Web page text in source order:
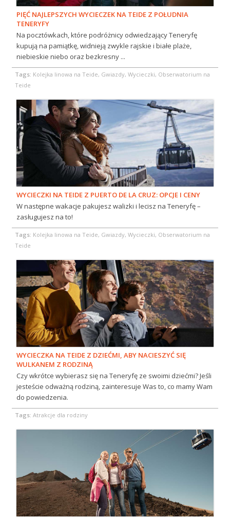
PIĘĆ NAJLEPSZYCH WYCIECZEK NA TEIDE Z POŁUDNIA
TENERYFY
Na pocztówkach, które podróżnicy odwiedzający Teneryfę
kupują na pamiątkę, widnieją zwykle rajskie i białe plaże,
niebieskie niebo oraz bezkresny ...
Tags: Kolejka linowa na Teide, Gwiazdy, Wycieczki, Obserwatorium na
Teide
WYCIECZKI NA TEIDE Z PUERTO DE LA CRUZ: OPCJE I CENY
W następne wakacje pakujesz walizki i lecisz na Teneryfę –
zasługujesz na to!
Tags: Kolejka linowa na Teide, Gwiazdy, Wycieczki, Obserwatorium na
Teide
WYCIECZKA NA TEIDE Z DZIEĆMI, ABY NACIESZYĆ SIĘ
WULKANEM Z RODZINĄ
Czy wkrótce wybierasz się na Teneryfę ze swoimi dziećmi? Jeśli
jesteście odważną rodziną, zainteresuje Was to, co mamy Wam
do powiedzenia.
Tags: Atrakcje dla rodziny